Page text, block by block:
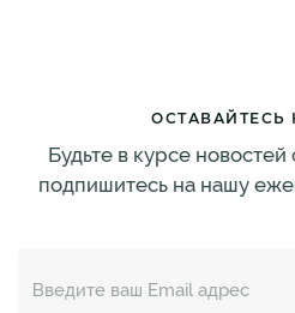
ОСТАВАЙТЕСЬ
Будьте в курсе
подпишитесь на нашу